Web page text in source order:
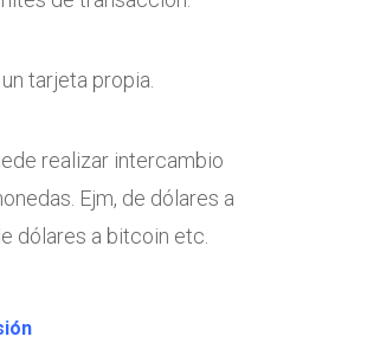
tarjeta propia.
realizar intercambio
Ejm, de dólares a
dólares a bitcoin etc.